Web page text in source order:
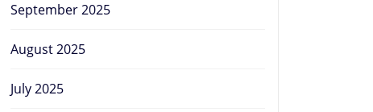
September 2025
August 2025
July 2025